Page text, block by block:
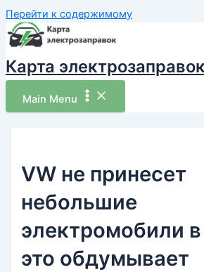
Перейти к содержимому
Карта электрозаправок
Main Menu
VW не принесет
небольшие
электромобили
это обдумывает